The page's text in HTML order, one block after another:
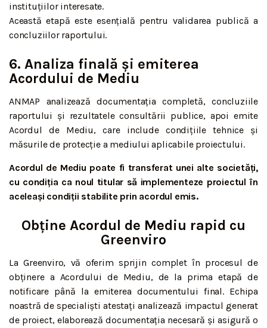
instituțiilor interesate.
Această etapă este esențială pentru validarea publică a
concluziilor raportului.
6. Analiza finală și emiterea
Acordului de Mediu
ANMAP analizează documentația completă, concluziile
raportului și rezultatele consultării publice, apoi emite
Acordul de Mediu, care include condițiile tehnice și
măsurile de protecție a mediului aplicabile proiectului.
Acordul de Mediu poate fi transferat unei alte societăți,
cu condiția ca noul titular să implementeze proiectul în
aceleași condiții stabilite prin acordul emis.
Obține Acordul de Mediu rapid cu
Greenviro
La Greenviro, vă oferim sprijin complet în procesul de
obținere a Acordului de Mediu, de la prima etapă de
notificare până la emiterea documentului final. Echipa
noastră de specialiști atestați analizează impactul generat
de proiect, elaborează documentația necesară și asigură o